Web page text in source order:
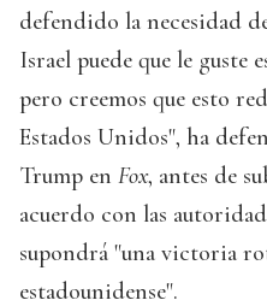
defendido la necesidad
Israel puede que le guste
pero creemos que esto
Estados Unidos", ha
Trump en Fox, antes de
acuerdo con las
supondrá "una victoria
estadounidense".